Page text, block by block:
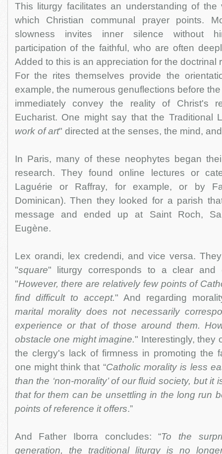
This liturgy facilitates an understanding of the
which Christian communal prayer points.
slowness invites inner silence without
participation of the faithful, who are often
Added to this is an appreciation for the doctrinal
For the rites themselves provide the
example, the numerous genuflections before
immediately convey the reality of Christ's
Eucharist. One might say that the Traditional
work of art" directed at the senses, the mind,
In Paris, many of these neophytes began
research. They found online lectures or
Laguérie or Raffray, for example, or by
Dominican). Then they looked for a parish
message and ended up at Saint Roch,
Eugène.
Lex orandi, lex credendi, and vice versa.
"square" liturgy corresponds to a clear and
"However, there are relatively few points of
find difficult to accept." And regarding
marital morality does not necessarily
experience or that of those around them.
obstacle one might imagine." Interestingly, they
the clergy's lack of firmness in promoting the
one might think that “Catholic morality is less
than the ‘non-morality’ of our fluid society, but it
that for them can be unsettling in the long run
points of reference it offers.”
And Father Iborra concludes: “To the
generation, the traditional liturgy is no